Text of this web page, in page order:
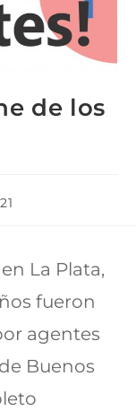
de los
La Plata,
fueron
agentes
Buenos